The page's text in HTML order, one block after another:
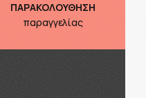
ΠΑΡΑΚΟΛΟΥΘΗΣΗ
παραγγελίας